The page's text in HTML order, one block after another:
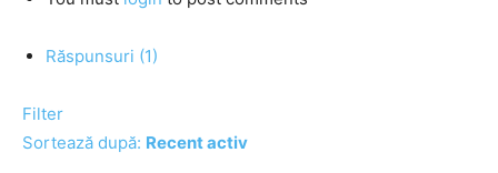
Răspunsuri (1)
Filter
Sortează după: Recent activ